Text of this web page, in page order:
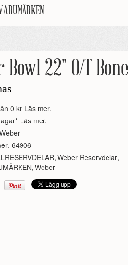
Bowl 22" O/T Bone
0 kr Läs mer.
Läs mer.
Weber
64906
,Weber Reservdelar,
,Weber